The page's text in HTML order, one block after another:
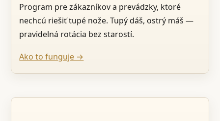
Program pre zákazníkov a prevádzky, ktoré
nechcú riešiť tupé nože. Tupý dáš, ostrý máš —
pravidelná rotácia bez starostí.
Ako to funguje →